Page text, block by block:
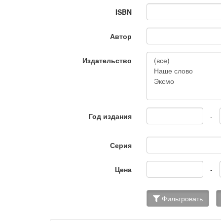
ISBN
Автор
Издательство
Год издания -
Серия
Цена -
Фильтровать